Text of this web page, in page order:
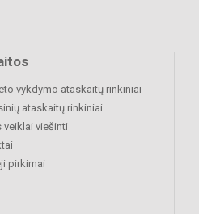
vykdymo ataskaitų rinkiniai
ataskaitų rinkiniai
veiklai viešinti
pirkimai